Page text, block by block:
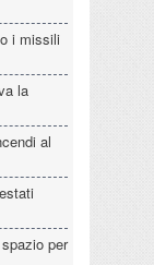
i missili
la
al
per